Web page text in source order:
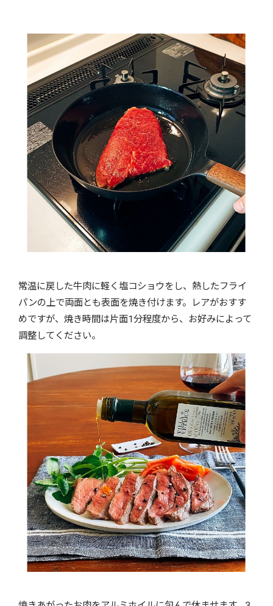
常温に戻した牛肉に軽く塩コショウをし、熱したフライ
パンの上で両面とも表面を焼き付けます。レアがおすす
めですが、焼き時間は片面1分程度から、お好みによって
調整してください。